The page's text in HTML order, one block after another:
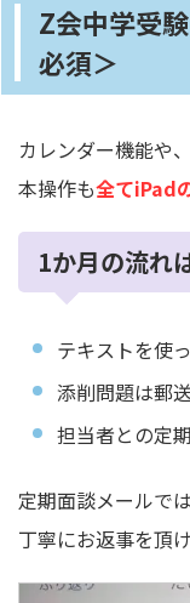
Z会中学受
必須＞
カレンダー機能や
本操作も全てiPad
1か月の流
テキストを使
添削問題は郵
担当者との定
定期面談メールで
丁寧にお返事を頂